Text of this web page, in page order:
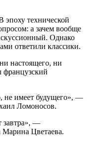
технической
а зачем вообще
Однако
ответили классики.
настоящего, ни
французский
не имеет будущего», —
Ломоносов.
завтра», —
Марина Цветаева.